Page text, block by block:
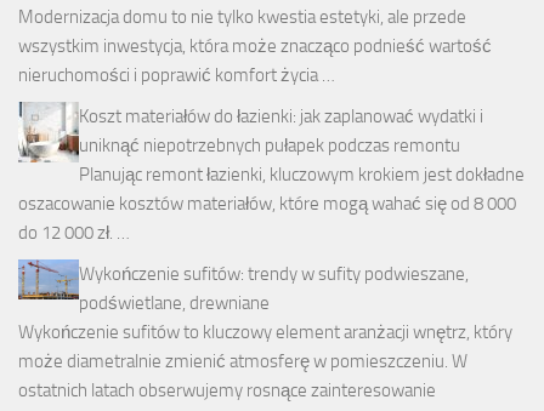
Modernizacja domu to nie tylko kwestia estetyki, ale przede
wszystkim inwestycja, która może znacząco podnieść wartość
nieruchomości i poprawić komfort życia …
Koszt materiałów do łazienki: jak zaplanować wydatki i
uniknąć niepotrzebnych pułapek podczas remontu
Planując remont łazienki, kluczowym krokiem jest dokładne
oszacowanie kosztów materiałów, które mogą wahać się od 8 000
do 12 000 zł. …
Wykończenie sufitów: trendy w sufity podwieszane,
podświetlane, drewniane
Wykończenie sufitów to kluczowy element aranżacji wnętrz, który
może diametralnie zmienić atmosferę w pomieszczeniu. W
ostatnich latach obserwujemy rosnące zainteresowanie